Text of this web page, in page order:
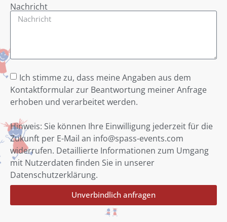
Nachricht
Ich stimme zu, dass meine Angaben aus dem
Kontaktformular zur Beantwortung meiner Anfrage
erhoben und verarbeitet werden.
Hinweis: Sie können Ihre Einwilligung jederzeit für die
Zukunft per E-Mail an info@spass-events.com
widerrufen. Detaillierte Informationen zum Umgang
mit Nutzerdaten finden Sie in unserer
Datenschutzerklärung.
Unverbindlich anfragen